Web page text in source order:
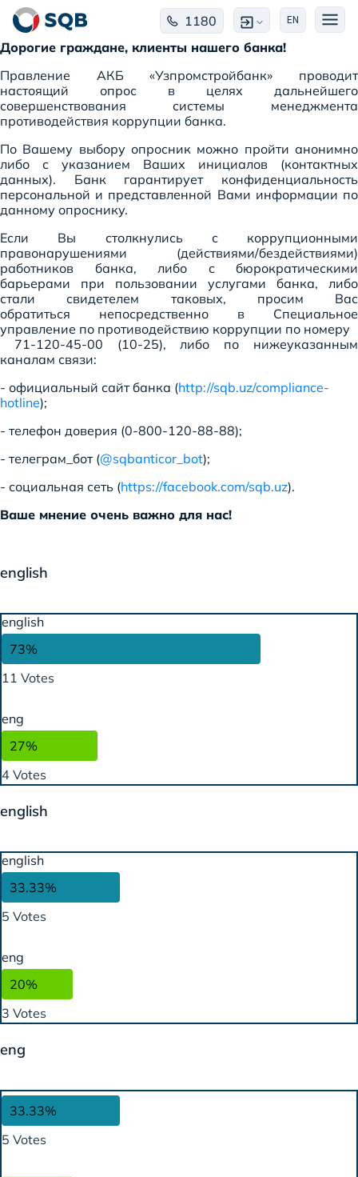
1180 EN
Дорогие граждане, клиенты нашего банка!
Правление АКБ «Узпромстройбанк» проводит
настоящий опрос в целях дальнейшего
совершенствования системы менеджмента
противодействия коррупции банка.
По Вашему выбору опросник можно пройти анонимно
либо с указанием Ваших инициалов (контактных
данных). Банк гарантирует конфиденциальность
персональной и представленной Вами информации по
данному опроснику.
Если Вы столкнулись с коррупционными
правонарушениями (действиями/бездействиями)
работников банка, либо с бюрократическими
барьерами при пользовании услугами банка, либо
стали свидетелем таковых, просим Вас
обратиться непосредственно в Специальное
управление по противодействию коррупции по номеру
71-120-45-00 (10-25), либо по нижеуказанным
каналам связи:
- официальный сайт банка (http://sqb.uz/compliance-
hotline);
- телефон доверия (0-800-120-88-88);
- телеграм_бот (@sqbanticor_bot);
- социальная сеть (https://facebook.com/sqb.uz).
Ваше мнение очень важно для нас!
english
english
73%
11 Votes
eng
27%
4 Votes
english
english
33.33%
5 Votes
eng
20%
3 Votes
eng
33.33%
5 Votes